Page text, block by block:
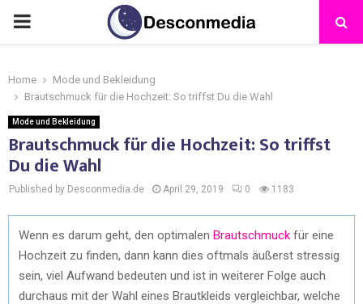
Home
Mode und Bekleidung
Brautschmuck für die Hochzeit: So triffst Du die Wahl
Mode und Bekleidung
Brautschmuck für die Hochzeit: So triffst
Du die Wahl
Published by Desconmedia.de April 29, 2019 0 1183
Wenn es darum geht, den optimalen Brautschmuck für eine
Hochzeit zu finden, dann kann dies oftmals äußerst stressig
sein, viel Aufwand bedeuten und ist in weiterer Folge auch
durchaus mit der Wahl eines Brautkleids vergleichbar, welche